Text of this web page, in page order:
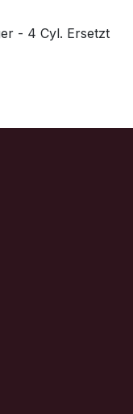
- 4 Cyl. Ersetzt